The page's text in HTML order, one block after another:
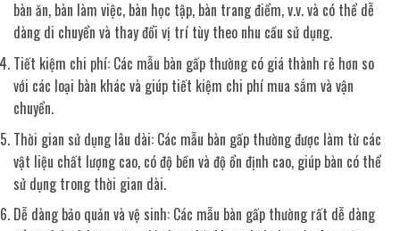
bàn ăn, bàn làm việc, bàn học tập, bàn trang điểm, v.v. và có thể dễ
dàng di chuyển và thay đổi vị trí tùy theo nhu cầu sử dụng.
Tiết kiệm chi phí: Các mẫu bàn gấp thường có giá thành rẻ hơn so
với các loại bàn khác và giúp tiết kiệm chi phí mua sắm và vận
chuyển.
Thời gian sử dụng lâu dài: Các mẫu bàn gấp thường được làm từ các
vật liệu chất lượng cao, có độ bền và độ ổn định cao, giúp bàn có thể
sử dụng trong thời gian dài.
Dễ dàng bảo quản và vệ sinh: Các mẫu bàn gấp thường rất dễ dàng